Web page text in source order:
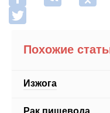
Похожие статьи
Изжога